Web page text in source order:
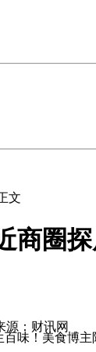
文
商圈
：财讯网
味！美食博